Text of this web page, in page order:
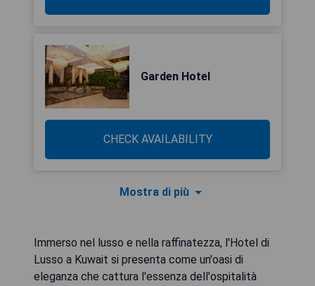
Garden Hotel
CHECK AVAILABILITY
Mostra di più
Immerso nel lusso e nella raffinatezza, l'Hotel di
Lusso a Kuwait si presenta come un'oasi di
eleganza che cattura l'essenza dell'ospitalità